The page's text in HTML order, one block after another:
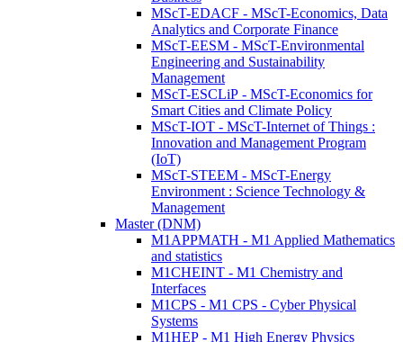
MScT-EDACF - MScT-Economics, Data
Analytics and Corporate Finance
MScT-EESM - MScT-Environmental
Engineering and Sustainability
Management
MScT-ESCLiP - MScT-Economics for
Smart Cities and Climate Policy
MScT-IOT - MScT-Internet of Things :
Innovation and Management Program
(IoT)
MScT-STEEM - MScT-Energy
Environment : Science Technology &
Management
Master (DNM)
M1APPMATH - M1 Applied Mathematics
and statistics
M1CHEINT - M1 Chemistry and
Interfaces
M1CPS - M1 CPS - Cyber Physical
Systems
M1HEP - M1 High Energy Physics